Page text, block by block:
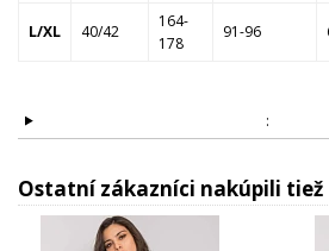
L/XL 40/42
164-
178
91-96
:
Ostatní zákazníci nakúpili tiež